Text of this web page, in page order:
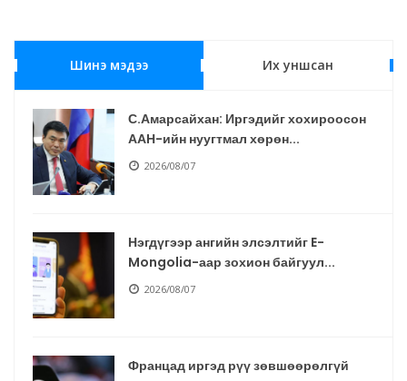
Шинэ мэдээ Их уншсан
С.Амарсайхан: Иргэдийг хохироосон
ААН-ийн нуугтмал хөрөн...
2026/08/07
Нэгдүгээр ангийн элсэлтийг E-
Mongolia-аар зохион байгуул...
2026/08/07
Францад иргэд рүү зөвшөөрөлгүй